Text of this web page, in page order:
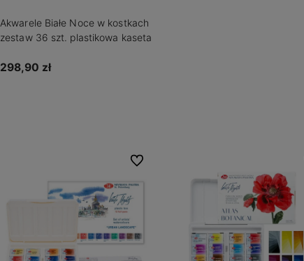
Akwarele Białe Noce w kostkach
zestaw 36 szt. plastikowa kaseta
298,90 zł
Do ulubionych